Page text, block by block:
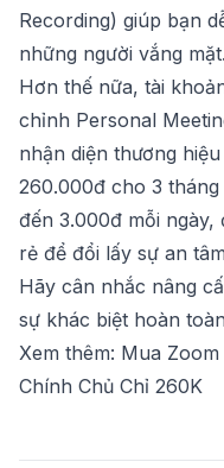
Recording) giúp bạn
những người vắng mặt.
Hơn thế nữa, tài
chỉnh Personal
nhận diện thương
260.000đ cho 3
đến 3.000đ mỗi
rẻ để đổi lấy sự an
Hãy cân nhắc nâng
sự khác biệt hoàn
Xem thêm: Mua
Chính Chủ Chỉ 260K